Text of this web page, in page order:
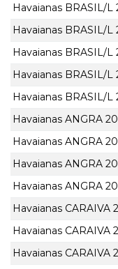
Havaianas BRASIL/L
Havaianas BRASIL/L
Havaianas BRASIL/L
Havaianas BRASIL/L
Havaianas BRASIL/L
Havaianas ANGRA
Havaianas ANGRA
Havaianas ANGRA
Havaianas ANGRA
Havaianas CARAIVA
Havaianas CARAIVA
Havaianas CARAIVA